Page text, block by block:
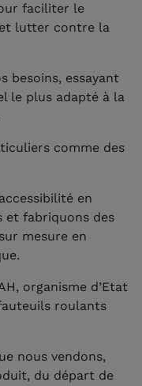
faciliter le
lutter contre la
besoins, essayant
le plus adapté à la
comme des
en
et fabriquons des
mesure en
organisme d’Etat
roulants
nous vendons,
du départ de